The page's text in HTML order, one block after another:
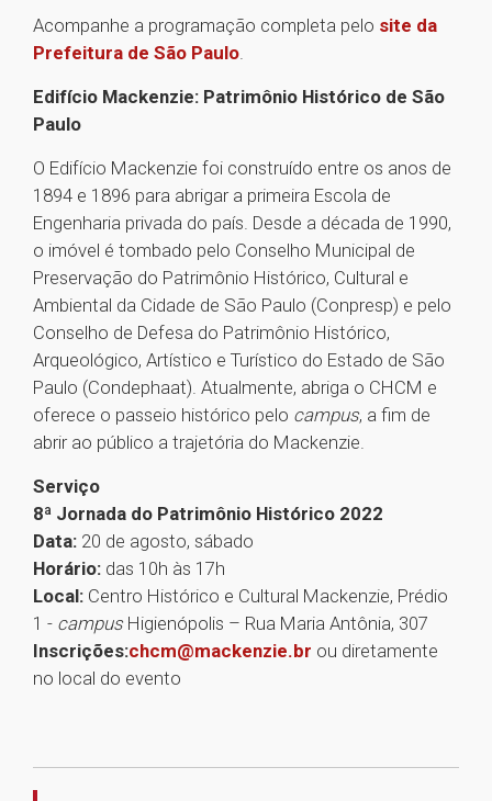
Acompanhe a programação completa pelo site da
Prefeitura de São Paulo.
Edifício Mackenzie: Patrimônio Histórico de São
Paulo
O Edifício Mackenzie foi construído entre os anos de
1894 e 1896 para abrigar a primeira Escola de
Engenharia privada do país. Desde a década de 1990,
o imóvel é tombado pelo Conselho Municipal de
Preservação do Patrimônio Histórico, Cultural e
Ambiental da Cidade de São Paulo (Conpresp) e pelo
Conselho de Defesa do Patrimônio Histórico,
Arqueológico, Artístico e Turístico do Estado de São
Paulo (Condephaat). Atualmente, abriga o CHCM e
oferece o passeio histórico pelo campus, a fim de
abrir ao público a trajetória do Mackenzie.
Serviço
8ª Jornada do Patrimônio Histórico 2022
Data: 20 de agosto, sábado
Horário: das 10h às 17h
Local: Centro Histórico e Cultural Mackenzie, Prédio
1 - campus Higienópolis – Rua Maria Antônia, 307
Inscrições:chcm@mackenzie.br ou diretamente
no local do evento